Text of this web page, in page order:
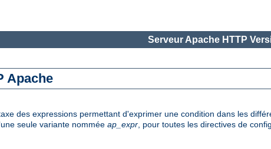
Serveur Apache HTTP
Apache
des expressions permettant d'exprimer une condition dans les
seule variante nommée ap_expr, pour toutes les directives de